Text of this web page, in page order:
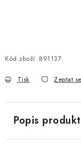
Kód zboží: 891137
Tisk Zeptat se
Popis